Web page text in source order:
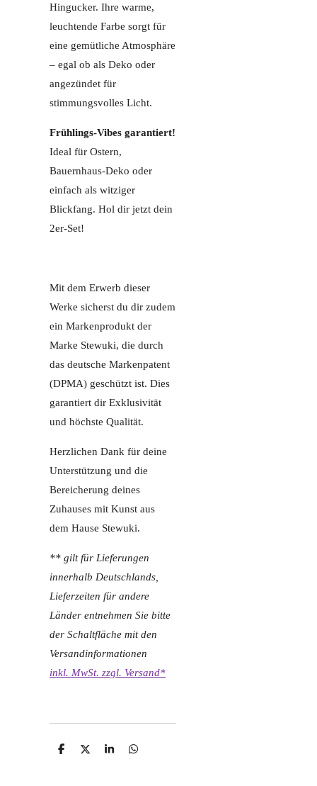
Hingucker. Ihre warme,
leuchtende Farbe sorgt für
eine gemütliche Atmosphäre
– egal ob als Deko oder
angezündet für
stimmungsvolles Licht.
Frühlings-Vibes garantiert!
Ideal für Ostern,
Bauernhaus-Deko oder
einfach als witziger
Blickfang. Hol dir jetzt dein
2er-Set!
Mit dem Erwerb dieser
Werke sicherst du dir zudem
ein Markenprodukt der
Marke Stewuki, die durch
das deutsche Markenpatent
(DPMA) geschützt ist. Dies
garantiert dir Exklusivität
und höchste Qualität.
Herzlichen Dank für deine
Unterstützung und die
Bereicherung deines
Zuhauses mit Kunst aus
dem Hause Stewuki.
** gilt für Lieferungen
innerhalb Deutschlands,
Lieferzeiten für andere
Länder entnehmen Sie bitte
der Schaltfläche mit den
Versandinformationen
inkl. MwSt. zzgl. Versand*
T
T
T
T